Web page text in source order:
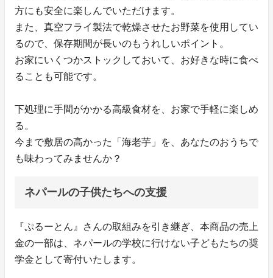
方にも安全に楽しんでいただけます。
また、真空フライ製法で乾燥させたお野菜を使用してい
るので、保存期間が長いのもうれしいポイント。
お家にいくつかストックしておいて、お好きな時に食べ
ることも可能です。
下処理に手間がかかる高級食材を、お家で手軽に楽しめ
る。
今まで敷居の高かった「海老芋」を、あなたのおうちで
も味わってみませんか？
ネパールの子供たちへの支援
『ぷるーとん』さんの取組みを引き継ぎ、本商品の売上
金の一部は、ネパールの学校に行けない子どもたちの奨
学金として寄付いたします。